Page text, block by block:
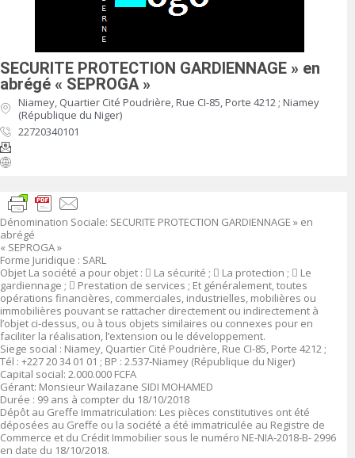
SECURITE PROTECTION GARDIENNAGE » en
abrégé « SEPROGA »
Niamey, Quartier Cité Poudrière, Rue CI-85, Porte 4212 ; Niamey
(République du Niger)
22720340101
Dénomination Sociale: SECURITE PROTECTION GARDIENNAGE » en
abrégé
« SEPROGA »
Forme Juridique : SARL
Objet La société a pour objet :  La sécurité ;  La protection ;  Le
gardiennage ;  Prestation de services ; Et généralement, toutes
opérations financières, commerciales, industrielles, mobilières ou
immobilières pouvant se rattacher directement ou indirectement à
l’objet ci-dessus, ou à tous objets similaires ou connexes pour en
faciliter la réalisation, l’extension ou le développement.
Siege social : Niamey, Quartier Cité Poudrière, Rue CI-85, Porte 4212 ;
Tél : +227 20 34 01 01 ; BP : 2.537-Niamey (République du Niger)
Capital social: 2.000.000 FCFA
Gérant: Monsieur Wailazane SIDI MOHAMED
Durée : 99 ans à compter du 18/10/2018
Dépôt au Greffe Immatriculation: Les pièces constitutives ont été
déposées au Greffe ou la société a été immatriculée au Registre de
Commerce et du Crédit Immobilier sous le numéro NE-NIA-2018-B- 2996
en date du 18/10/2018.